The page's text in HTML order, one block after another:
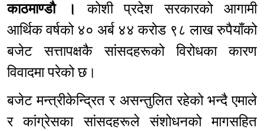
काठमाण्डौ ।
कोशी प्रदेश सरकारको आगामी
आर्थिक वर्षको ४० अर्ब ४४ करोड ९८ लाख रुपैयाँको
बजेट सत्तापक्षकै सांसदहरूको विरोधका कारण
विवादमा परेको छ।
बजेट मन्त्रीकेन्द्रित र असन्तुलित रहेको भन्दै एमाले
र कांग्रेसका सांसदहरूले संशोधनको मागसहित